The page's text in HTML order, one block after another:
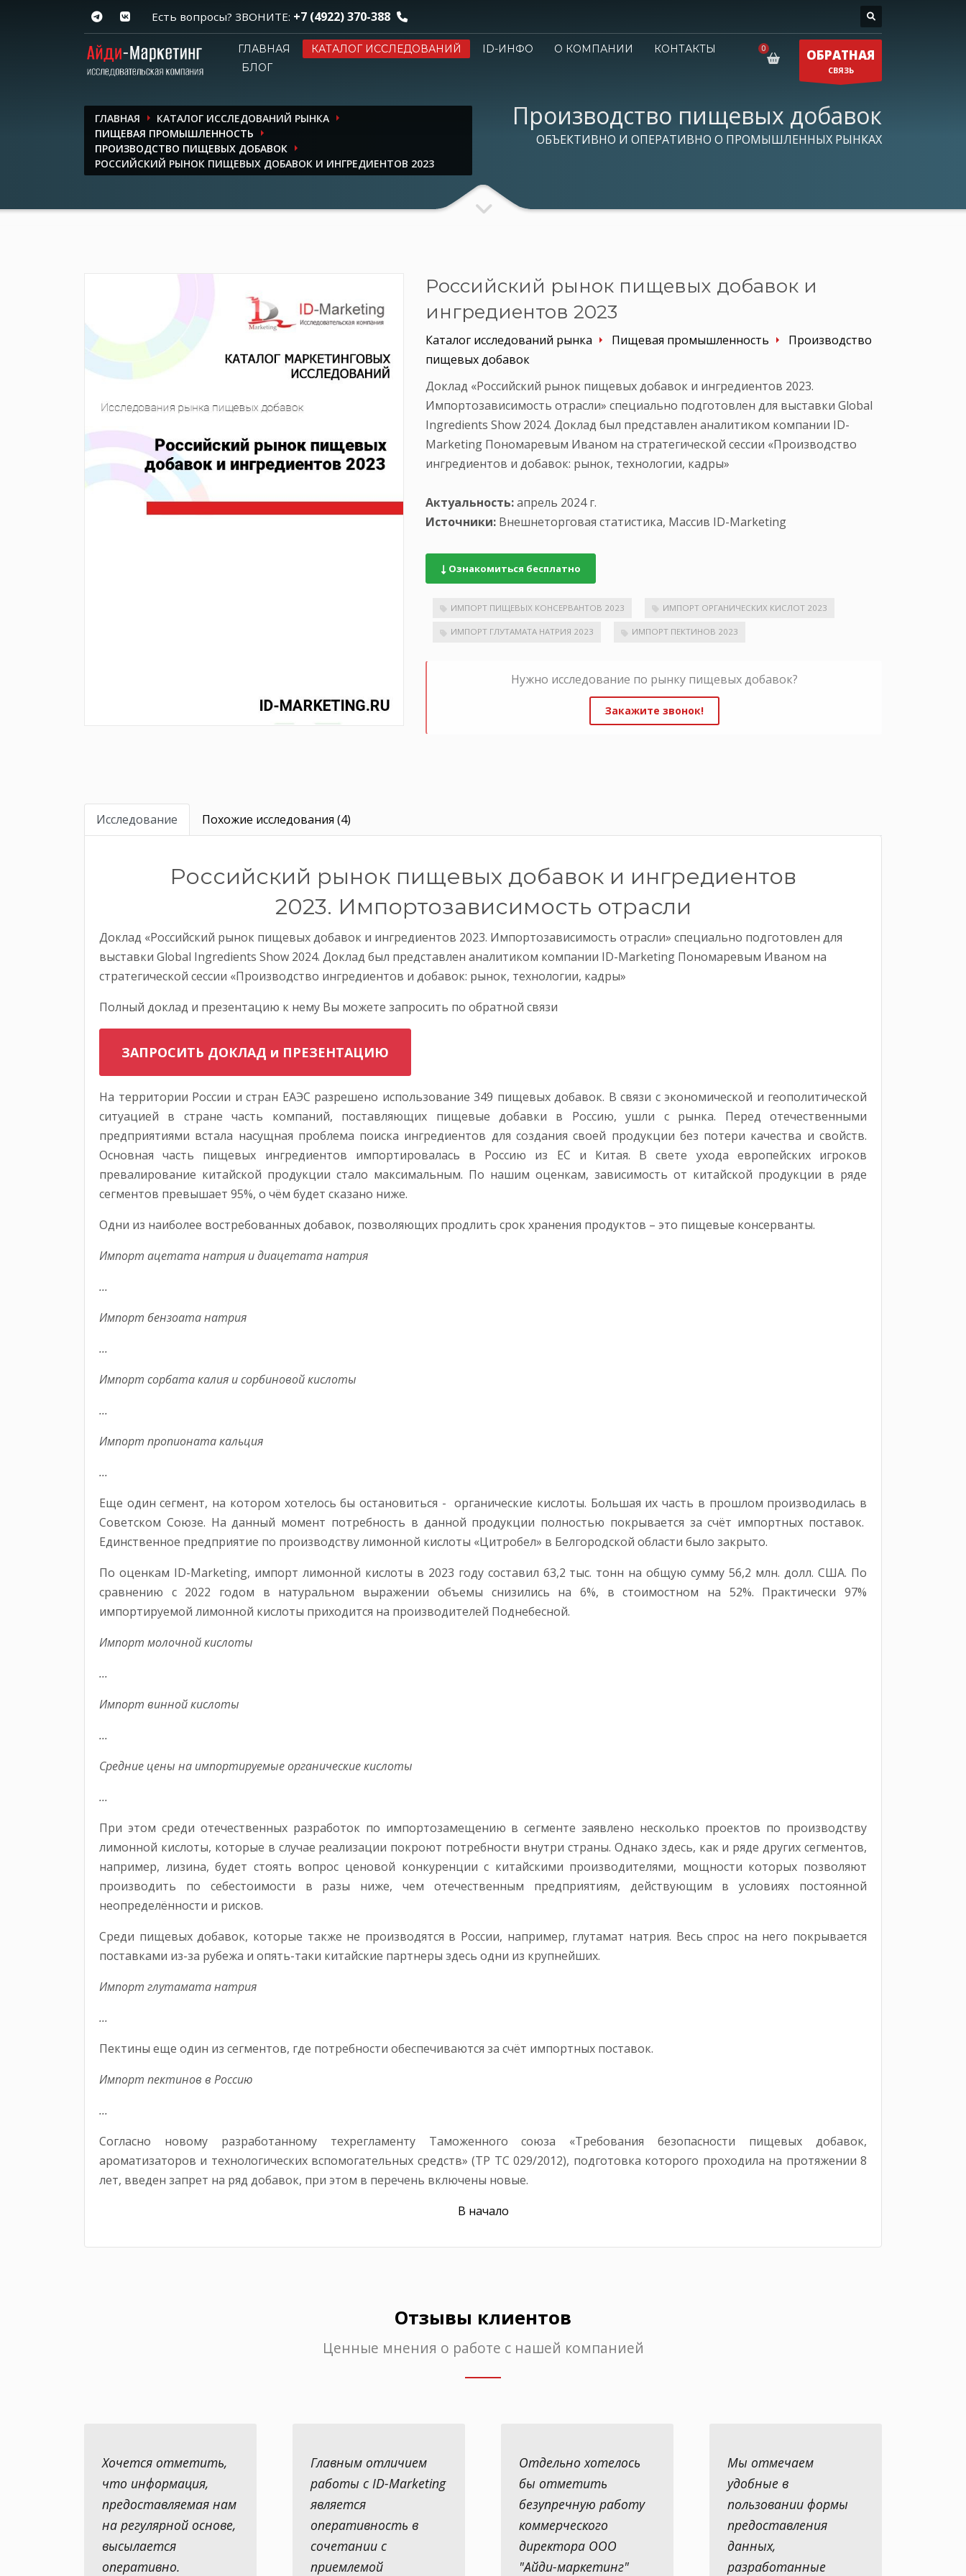
Есть вопросы? ЗВОНИТЕ: +7 (4922) 370-388
ГЛАВНАЯ КАТАЛОГ ИССЛЕДОВАНИЙ ID-ИНФО О КОМПАНИИ
КОНТАКТЫ
БЛОГ
ОБРАТНАЯ
СВЯЗЬ
ГЛАВНАЯ
КАТАЛОГ ИССЛЕДОВАНИЙ РЫНКА
ПИЩЕВАЯ ПРОМЫШЛЕННОСТЬ
ПРОИЗВОДСТВО ПИЩЕВЫХ ДОБАВОК
РОССИЙСКИЙ РЫНОК ПИЩЕВЫХ ДОБАВОК И ИНГРЕДИЕНТОВ 2023
Производство пищевых добавок
ОБЪЕКТИВНО И ОПЕРАТИВНО О ПРОМЫШЛЕННЫХ РЫНКАХ
Российский рынок пищевых добавок и
ингредиентов 2023
Каталог исследований рынка Пищевая промышленность
Производство
пищевых добавок
Доклад «Российский рынок пищевых добавок и ингредиентов 2023.
Импортозависимость отрасли» специально подготовлен для выставки Global
Ingredients Show 2024. Доклад был представлен аналитиком компании ID-
Marketing Пономаревым Иваном на стратегической сессии «Производство
ингредиентов и добавок: рынок, технологии, кадры»
Актуальность:апрель 2024 г.
Источники: Внешнеторговая статистика, Массив ID-Marketing
Ознакомиться бесплатно
ИМПОРТ ПИЩЕВЫХ КОНСЕРВАНТОВ 2023 ИМПОРТ ОРГАНИЧЕСКИХ КИСЛОТ 2023
ИМПОРТ ГЛУТАМАТА НАТРИЯ 2023 ИМПОРТ ПЕКТИНОВ 2023
Нужно исследование по рынку пищевых добавок?
Закажите звонок!
Исследование Похожие исследования (4)
Российский рынок пищевых добавок и ингредиентов
2023. Импортозависимость отрасли
Доклад «Российский рынок пищевых добавок и ингредиентов 2023. Импортозависимость отрасли» специально подготовлен для
выставки Global Ingredients Show 2024. Доклад был представлен аналитиком компании ID-Marketing Пономаревым Иваном на
стратегической сессии «Производство ингредиентов и добавок: рынок, технологии, кадры»
Полный доклад и презентацию к нему Вы можете запросить по обратной связи
ЗАПРОСИТЬ ДОКЛАД и ПРЕЗЕНТАЦИЮ
На территории России и стран ЕАЭС разрешено использование 349 пищевых добавок. В связи с экономической и геополитической
ситуацией в стране часть компаний, поставляющих пищевые добавки в Россию, ушли с рынка. Перед отечественными
предприятиями встала насущная проблема поиска ингредиентов для создания своей продукции без потери качества и свойств.
Основная часть пищевых ингредиентов импортировалась в Россию из ЕС и Китая. В свете ухода европейских игроков
превалирование китайской продукции стало максимальным. По нашим оценкам, зависимость от китайской продукции в ряде
сегментов превышает 95%, о чём будет сказано ниже.
Одни из наиболее востребованных добавок, позволяющих продлить срок хранения продуктов – это пищевые консерванты.
Импорт ацетата натрия и диацетата натрия
...
Импорт бензоата натрия
...
Импорт сорбата калия и сорбиновой кислоты
...
Импорт пропионата кальция
...
Еще один сегмент, на котором хотелось бы остановиться - органические кислоты. Большая их часть в прошлом производилась в
Советском Союзе. На данный момент потребность в данной продукции полностью покрывается за счёт импортных поставок.
Единственное предприятие по производству лимонной кислоты «Цитробел» в Белгородской области было закрыто.
По оценкам ID-Marketing, импорт лимонной кислоты в 2023 году составил 63,2 тыс. тонн на общую сумму 56,2 млн. долл. США. По
сравнению с 2022 годом в натуральном выражении объемы снизились на 6%, в стоимостном на 52%. Практически 97%
импортируемой лимонной кислоты приходится на производителей Поднебесной.
Импорт молочной кислоты
...
Импорт винной кислоты
...
Средние цены на импортируемые органические кислоты
...
При этом среди отечественных разработок по импортозамещению в сегменте заявлено несколько проектов по производству
лимонной кислоты, которые в случае реализации покроют потребности внутри страны. Однако здесь, как и ряде других сегментов,
например, лизина, будет стоять вопрос ценовой конкуренции с китайскими производителями, мощности которых позволяют
производить по себестоимости в разы ниже, чем отечественным предприятиям, действующим в условиях постоянной
неопределённости и рисков.
Среди пищевых добавок, которые также не производятся в России, например, глутамат натрия. Весь спрос на него покрывается
поставками из-за рубежа и опять-таки китайские партнеры здесь одни из крупнейших.
Импорт глутамата натрия
...
Пектины еще один из сегментов, где потребности обеспечиваются за счёт импортных поставок.
Импорт пектинов в Россию
...
Согласно новому разработанному техрегламенту Таможенного союза «Требования безопасности пищевых добавок,
ароматизаторов и технологических вспомогательных средств» (ТР ТС 029/2012), подготовка которого проходила на протяжении 8
лет, введен запрет на ряд добавок, при этом в перечень включены новые.
В начало
Отзывы клиентов
Ценные мнения о работе с нашей компанией
Хочется отметить,
что информация,
предоставляемая нам
на регулярной основе,
высылается
оперативно.
Главным отличием
работы с ID-Marketing
является
оперативность в
сочетании с
приемлемой
Отдельно хотелось
бы отметить
безупречную работу
коммерческого
директора ООО
"Айди-маркетинг"
Мы отмечаем
удобные в
пользовании формы
предоставления
данных,
разработанные